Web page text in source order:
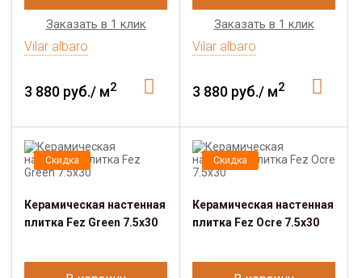
Заказать в 1 клик
Vilar albaro
3 880 руб./ м2
Заказать в 1 клик
Vilar albaro
3 880 руб./ м2
Скидка
Керамическая настенная
плитка Fez Green 7.5x30
Скидка
Керамическая настенная
плитка Fez Ocre 7.5x30